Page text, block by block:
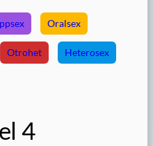
Oralsex
Otrohet Heterosex
4